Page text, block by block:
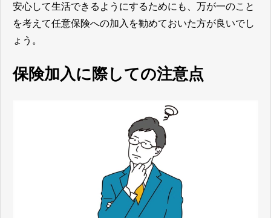
安心して生活できるようにするためにも、万が一のこと
を考えて任意保険への加入を勧めておいた方が良いでし
ょう。
保険加入に際しての注意点